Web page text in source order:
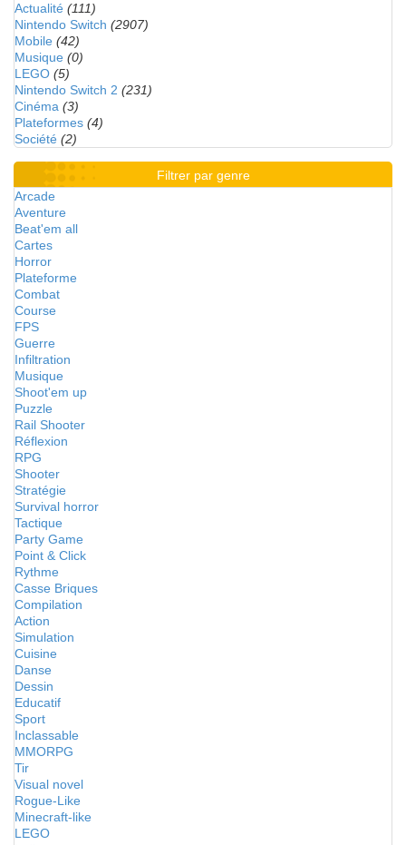
Actualité (111)
Nintendo Switch (2907)
Mobile (42)
Musique (0)
LEGO (5)
Nintendo Switch 2 (231)
Cinéma (3)
Plateformes (4)
Société (2)
Filtrer par genre
Arcade
Aventure
Beat'em all
Cartes
Horror
Plateforme
Combat
Course
FPS
Guerre
Infiltration
Musique
Shoot'em up
Puzzle
Rail Shooter
Réflexion
RPG
Shooter
Stratégie
Survival horror
Tactique
Party Game
Point & Click
Rythme
Casse Briques
Compilation
Action
Simulation
Cuisine
Danse
Dessin
Educatif
Sport
Inclassable
MMORPG
Tir
Visual novel
Rogue-Like
Minecraft-like
LEGO